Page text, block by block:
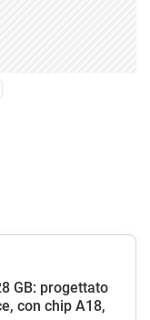
GB: progettato
con chip A18,